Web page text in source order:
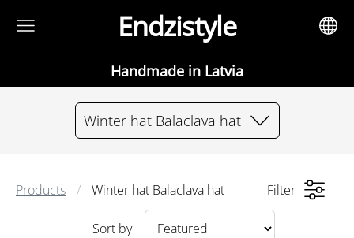
Endzistyle
Handmade in Latvia
Winter hat Balaclava hat
Products Winter hat Balaclava hat Filter
Sort by